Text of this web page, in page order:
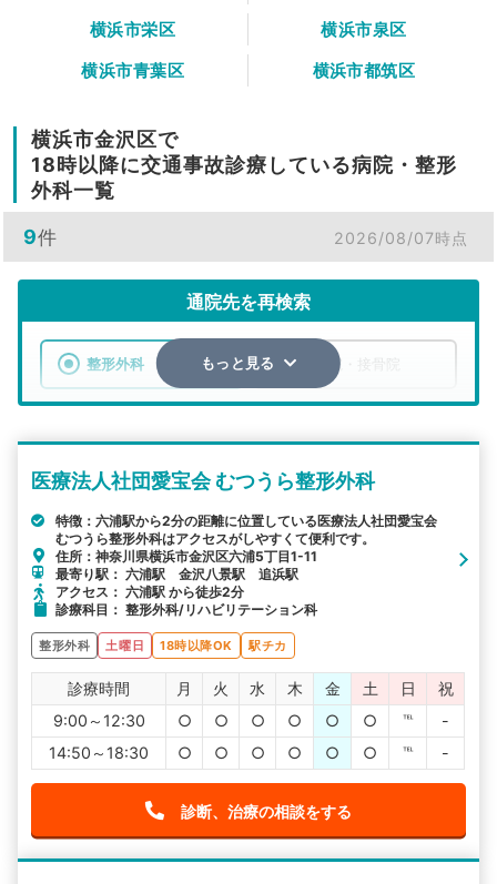
横浜市栄区
横浜市泉区
横浜市青葉区
横浜市都筑区
横浜市金沢区で
18時以降に交通事故診療している病院・整形
外科一覧
9件 2026/08/07時点
通院先を再検索
整形外科 整骨院・接骨院
検索する
詳細条件で絞り込む
その他の検索方法
もっと見る
医療法人社団愛宝会 むつうら整形外科
特徴：六浦駅から2分の距離に位置している医療法人社団愛宝会
むつうら整形外科はアクセスがしやすくて便利です。
住所：神奈川県横浜市金沢区六浦5丁目1-11
最寄り駅： 六浦駅 金沢八景駅 追浜駅
アクセス： 六浦駅 から徒歩2分
診療科目： 整形外科/リハビリテーション科
整形外科 土曜日 18時以降OK 駅チカ
診療時間 月 火 水 木 金 土 日
祝
9:00～12:30
○ ○ ○ ○ ○ ○ ℡
-
14:50～18:30
○ ○ ○ ○ ○ ○ ℡ -
診断、治療の相談をする